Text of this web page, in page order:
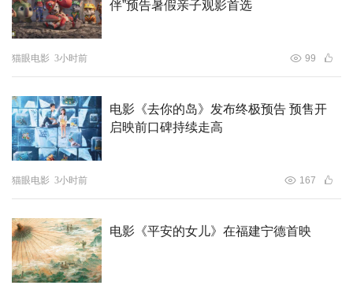
伴”预告暑假亲子观影首选
猫眼电影 3小时前 99
电影《去你的岛》发布终极预告 预售开
启映前口碑持续走高
猫眼电影 3小时前 167
电影《平安的女儿》在福建宁德首映